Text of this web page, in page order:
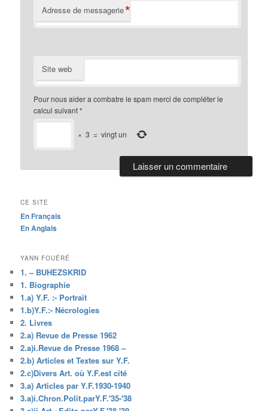
Adresse de messagerie*
Site web
Pour nous aider a combatre le spam merci de compléter le
calcul suivant*
× 3 = vingt un
CE SITE
En Français
En Anglais
YANN FOUÉRÉ
1. – BUHEZSKRID
1. Biographie
1.a) Y.F. :- Portrait
1.b)Y.F.:- Nécrologies
2. Livres
2.a) Revue de Presse 1962
2.a)i.Revue de Presse 1968 –
2.b) Articles et Textes sur Y.F.
2.c)Divers Art. où Y.F.est cité
3.a) Articles par Y.F.1930-1940
3.a)i.Chron.Polit.parY.F.'35-'38